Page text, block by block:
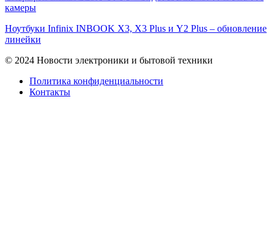
камеры
Ноутбуки Infinix INBOOK X3, X3 Plus и Y2 Plus – обновление
линейки
© 2024 Новости электроники и бытовой техники
Политика конфиденциальности
Контакты